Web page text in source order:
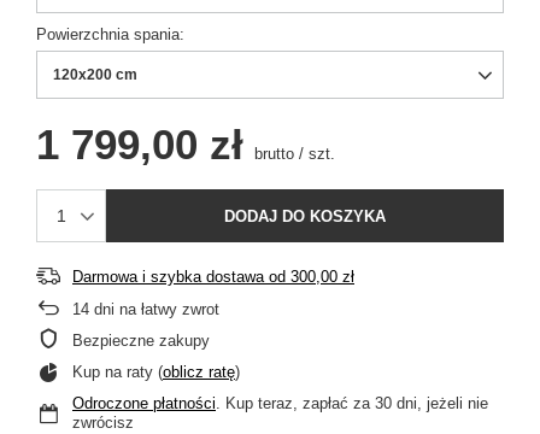
Powierzchnia spania
120x200 cm
1 799,00 zł brutto / szt.
DODAJ DO KOSZYKA
Darmowa i szybka dostawaod 300,00 zł
14 dni na łatwy zwrot
Bezpieczne zakupy
Kup na raty (oblicz ratę)
Odroczone płatności. Kup teraz, zapłać za 30 dni, jeżeli nie
zwrócisz